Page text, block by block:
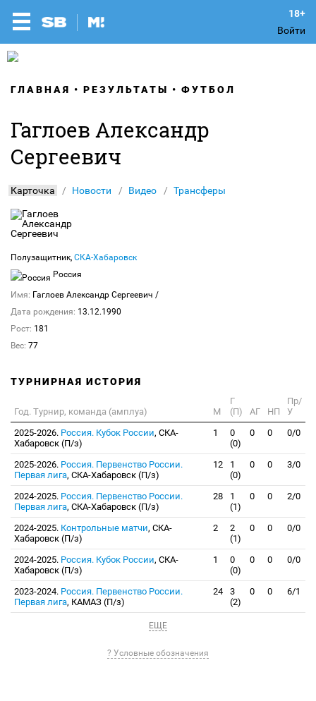
Войти
ГЛАВНАЯ РЕЗУЛЬТАТЫ ФУТБОЛ
Гаглоев Александр
Сергеевич
Карточка Новости Видео Трансферы
Полузащитник, СКА-Хабаровск
Россия
Имя: Гаглоев Александр Сергеевич /
Дата рождения: 13.12.1990
Рост: 181
Вес: 77
ТУРНИРНАЯ ИСТОРИЯ
Год. Турнир, команда (амплуа) М
Г
(П)
АГ НП
Пр/
У
2025-2026. Россия. Кубок России, СКА-
Хабаровск (П/з)
1
0
(0)
0 0 0/0
2025-2026. Россия. Первенство России.
Первая лига, СКА-Хабаровск (П/з)
12
1
(0)
0 0 3/0
2024-2025. Россия. Первенство России.
Первая лига, СКА-Хабаровск (П/з)
28
1
(1)
0 0 2/0
2024-2025. Контрольные матчи, СКА-
Хабаровск (П/з)
2
2
(1)
0 0 0/0
2024-2025. Россия. Кубок России, СКА-
Хабаровск (П/з)
1
0
(0)
0 0 0/0
2023-2024. Россия. Первенство России.
Первая лига, КАМАЗ (П/з)
24
3
(2)
0 0 6/1
ЕЩЕ
? Условные обозначения